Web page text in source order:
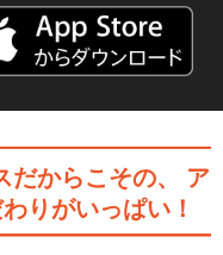
からこその、
ア
りがいっぱい！